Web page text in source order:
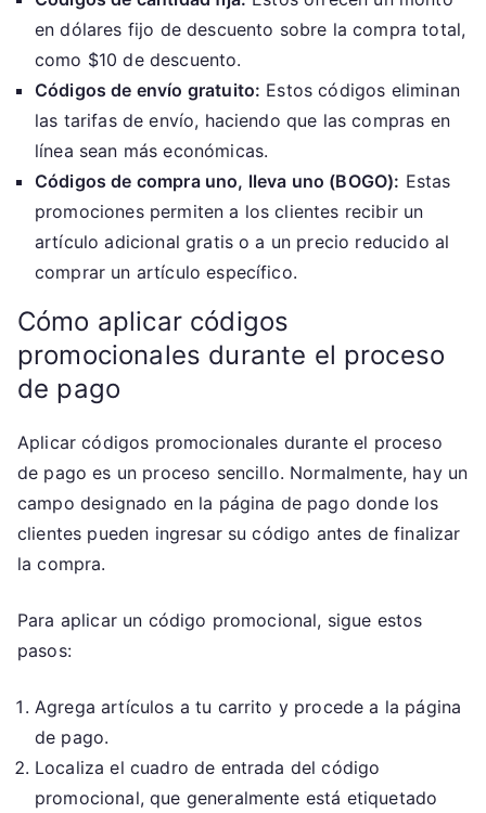
en dólares fijo de descuento sobre la compra total,
como $10 de descuento.
Códigos de envío gratuito: Estos códigos eliminan
las tarifas de envío, haciendo que las compras en
línea sean más económicas.
Códigos de compra uno, lleva uno (BOGO): Estas
promociones permiten a los clientes recibir un
artículo adicional gratis o a un precio reducido al
comprar un artículo específico.
Cómo aplicar códigos
promocionales durante el proceso
de pago
Aplicar códigos promocionales durante el proceso
de pago es un proceso sencillo. Normalmente, hay un
campo designado en la página de pago donde los
clientes pueden ingresar su código antes de finalizar
la compra.
Para aplicar un código promocional, sigue estos
pasos:
Agrega artículos a tu carrito y procede a la página
de pago.
Localiza el cuadro de entrada del código
promocional, que generalmente está etiquetado